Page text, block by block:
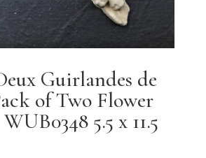
Guirlandes de
of Two Flower
5.5 x 11.5